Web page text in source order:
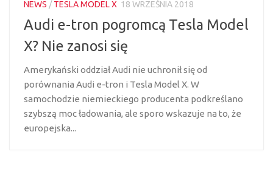
NEWS /TESLA MODEL X 18 WRZEŚNIA 2018
Audi e-tron pogromcą Tesla Model
X? Nie zanosi się
Amerykański oddział Audi nie uchronił się od
porównania Audi e-tron i Tesla Model X. W
samochodzie niemieckiego producenta podkreślano
szybszą moc ładowania, ale sporo wskazuje na to, że
europejska...